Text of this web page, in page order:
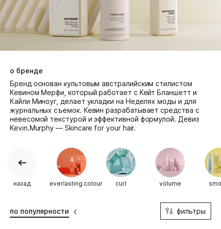
о бренде
Бренд основан культовым австралийским стилистом
Кевином Мерфи, который работает с Кейт Бланшетт и
Кайли Миноуг, делает укладки на Неделях моды и для
журнальных съемок. Кевин разрабатывает средства c
невесомой текстурой и эффективной формулой. Девиз
Kevin.Murphy — Skincare for your hair.
назад everlasting.colour curl volume
по популярности фильтры